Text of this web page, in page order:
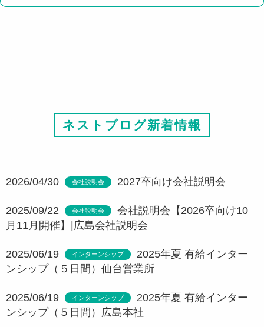
ネストブログ新着情報
2026/04/30 会社説明会 2027卒向け会社説明会
2025/09/22 会社説明会
会社説明会【2026卒向け10
月11月開催】|広島会社説明会
2025/06/19 インターンシップ
2025年夏 有給インター
ンシップ（５日間）仙台営業所
2025/06/19 インターンシップ
2025年夏 有給インター
ンシップ（５日間）広島本社